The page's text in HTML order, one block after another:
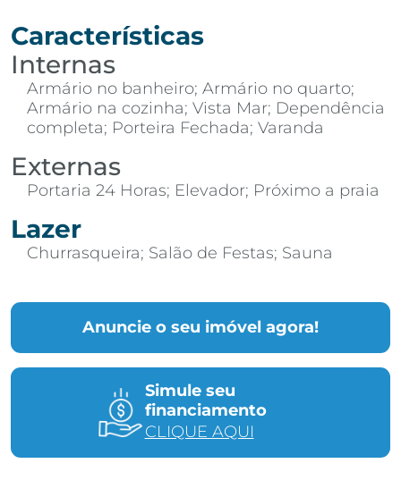
Anuncie o seu imóvel agora!
Simule seu
financiamento
CLIQUE AQUI
Características
Internas
Armário no banheiro; Armário no quarto;
Armário na cozinha; Vista Mar; Dependência
completa; Porteira Fechada; Varanda
Externas
Portaria 24 Horas; Elevador; Próximo a praia
Lazer
Churrasqueira; Salão de Festas; Sauna